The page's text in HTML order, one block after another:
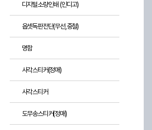
디지털소량인쇄 (인디고)
옵셋독판전단(무선,중철)
명함
사각스티커(정매)
사각스티커
도무송스티커(정매)